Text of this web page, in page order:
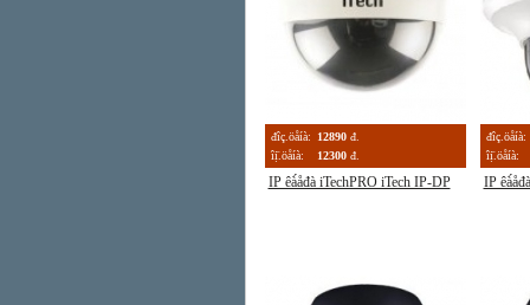
đîç.öåíà: 12890 đ.
îị̈.öåíà:
12300 đ.
IP êà́åđà iTechPRO iTech IP-DP
đîç.öåíà:
îị̈.öåíà:
IP